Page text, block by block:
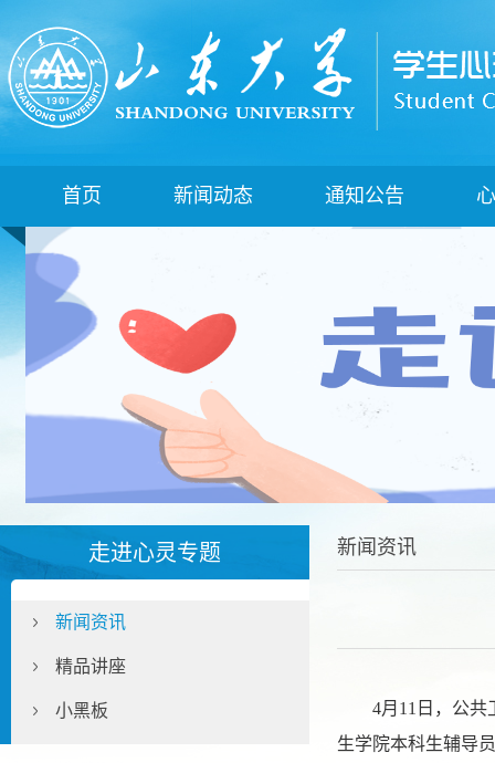
首页 新闻动态 通知公告
走进心灵专题
新闻资讯
精品讲座
小黑板
新闻资讯
4月 1 1 日，公共
生学院本科生辅导